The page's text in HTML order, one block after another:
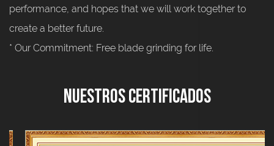
performance, and hopes that we will work together to
create a better future.
* Our Commitment: Free blade grinding for life.
Nuestros Certificados